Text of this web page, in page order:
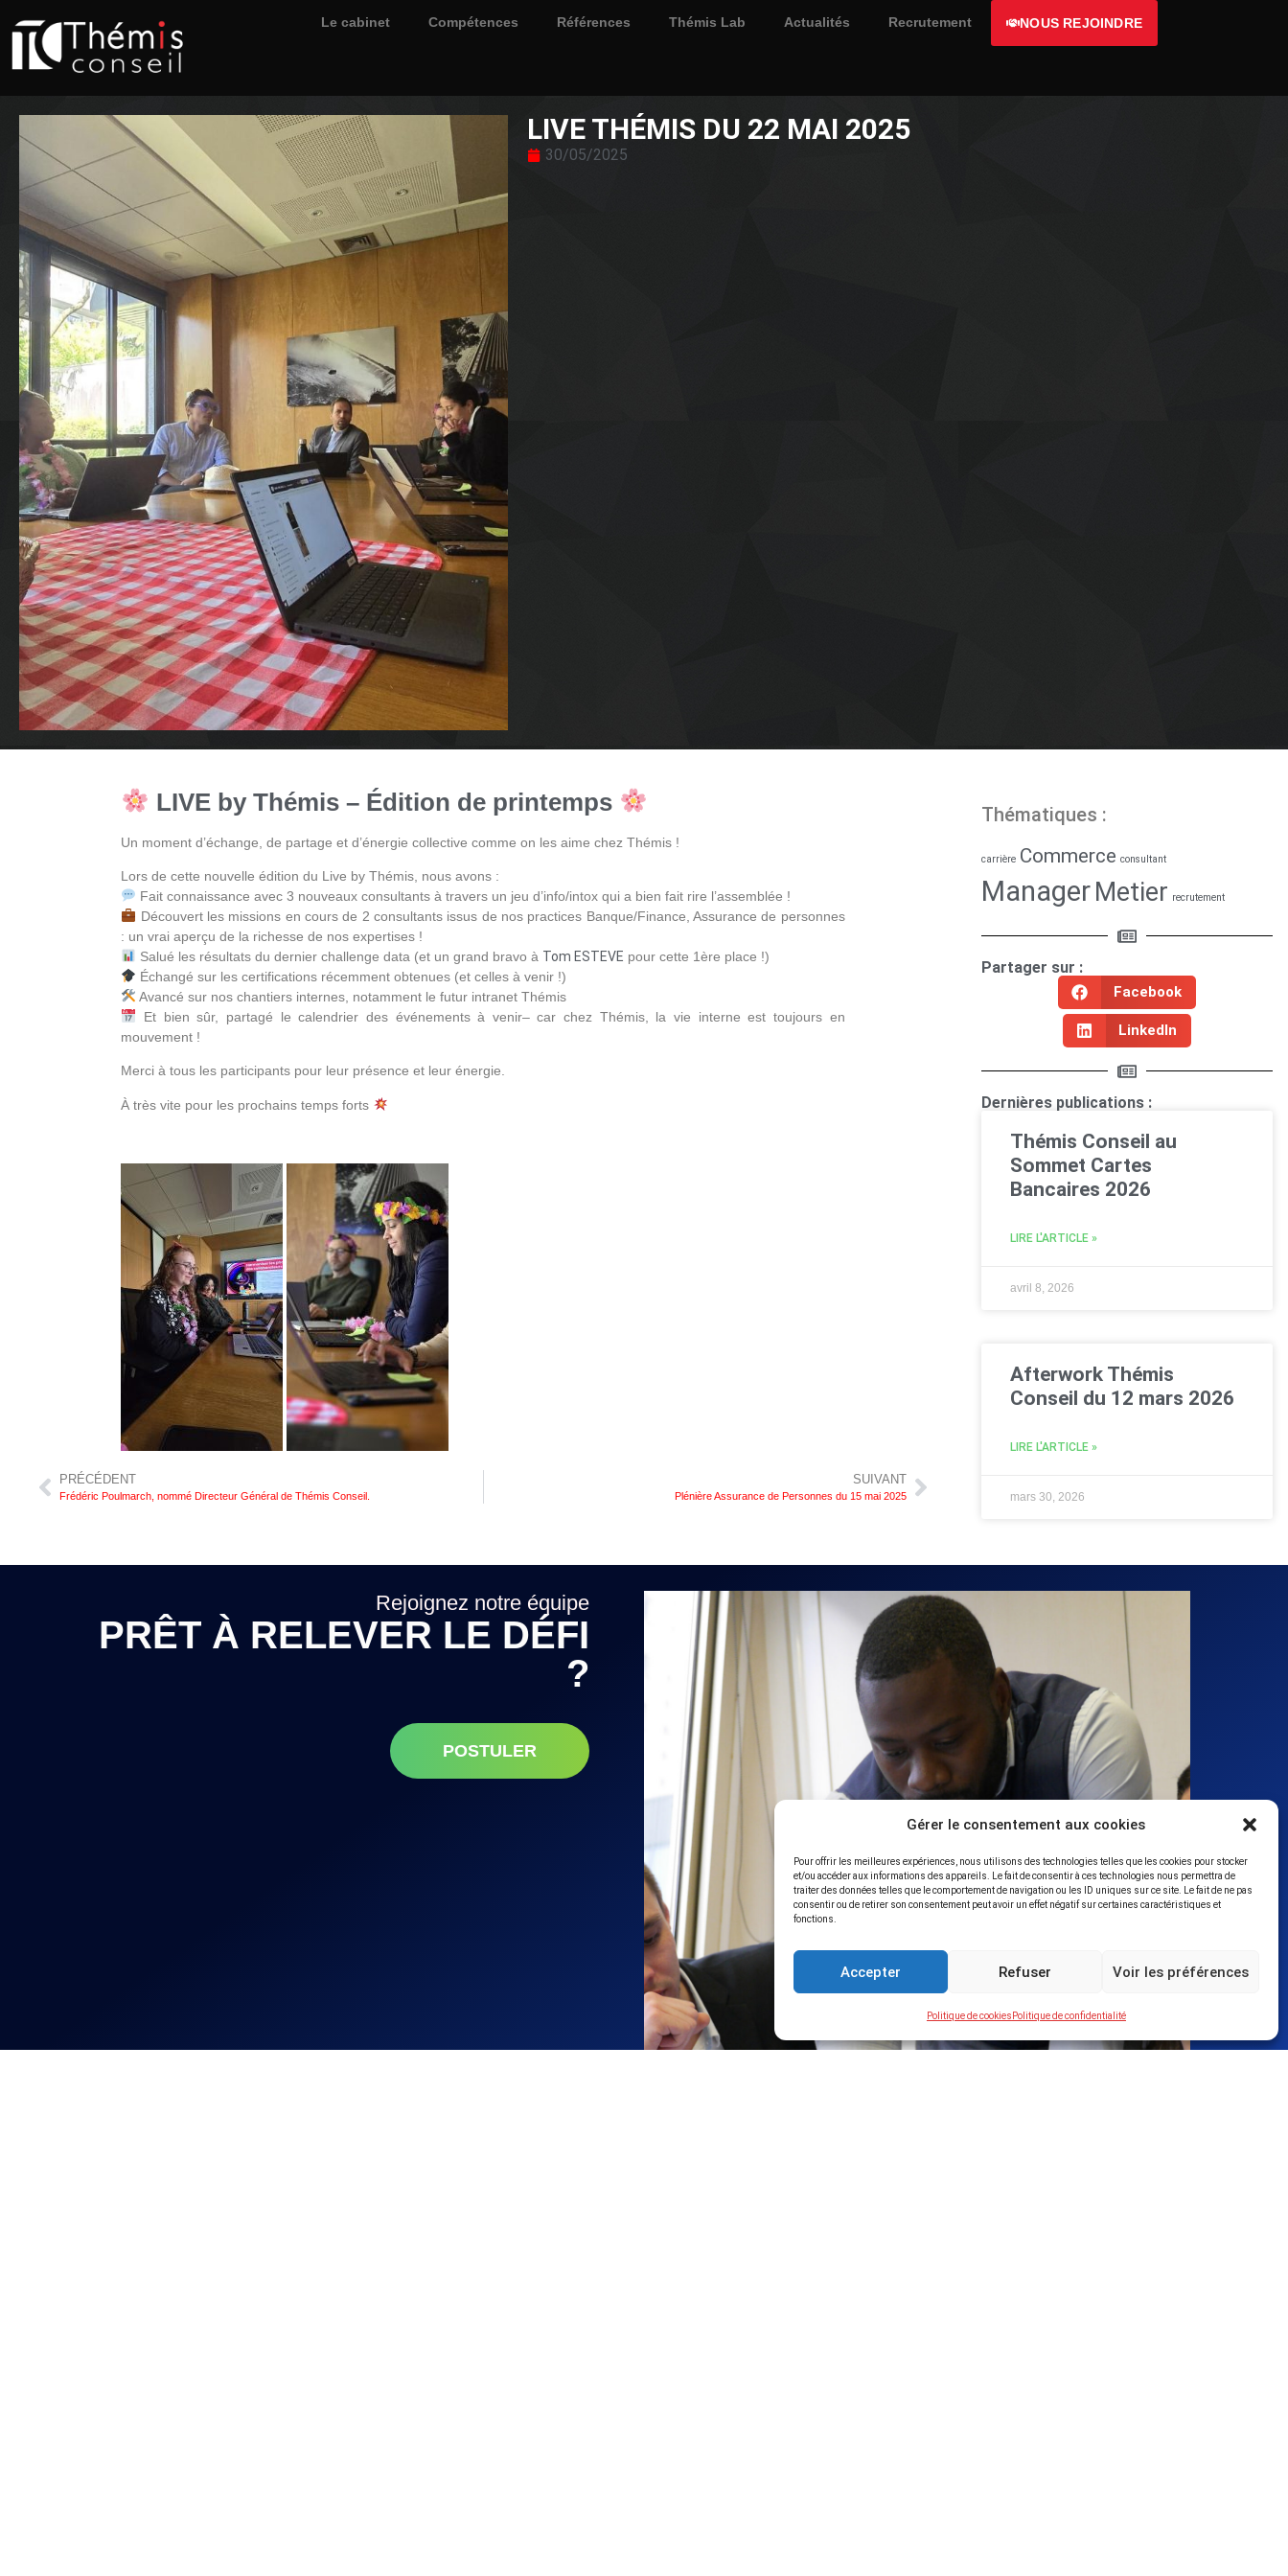
Gérer le consentement aux cookies
Pour offrir les meilleures expériences, nous utilisons des technologies telles que les cookies pour stocker
et/ou accéder aux informations des appareils. Le fait de consentir à ces technologies nous permettra de
traiter des données telles que le comportement de navigation ou les ID uniques sur ce site. Le fait de ne pas
consentir ou de retirer son consentement peut avoir un effet négatif sur certaines caractéristiques et
fonctions.
Accepter Refuser Voir les préférences
Politique de cookies Politique de confidentialité
Le cabinet Compétences Références Thémis Lab Actualités Recrutement NOUS REJOINDRE
LIVE THÉMIS DU 22 MAI 2025
30/05/2025
LIVE by Thémis – Édition de printemps
Un moment d’échange, de partage et d’énergie collective comme on les aime chez Thémis !
Lors de cette nouvelle édition du Live by Thémis, nous avons :
Fait connaissance avec 3 nouveaux consultants à travers un jeu d’info/intox qui a bien fait rire l’assemblée !
Découvert les missions en cours de 2 consultants issus de nos practices Banque/Finance, Assurance de personnes
: un vrai aperçu de la richesse de nos expertises !
Salué les résultats du dernier challenge data (et un grand bravo à Tom ESTEVE pour cette 1ère place !)
Échangé sur les certifications récemment obtenues (et celles à venir !)
Avancé sur nos chantiers internes, notamment le futur intranet Thémis
Et bien sûr, partagé le calendrier des événements à venir– car chez Thémis, la vie interne est toujours en
mouvement !
Merci à tous les participants pour leur présence et leur énergie.
À très vite pour les prochains temps forts
PRÉCÉDENT
Frédéric Poulmarch, nommé Directeur Général de Thémis Conseil.
SUIVANT
Plénière Assurance de Personnes du 15 mai 2025
Thématiques :
carrière Commerce consultant
ManagerMetier recrutement
Partager sur :
Facebook
LinkedIn
Dernières publications :
Thémis Conseil au
Sommet Cartes
Bancaires 2026
LIRE L'ARTICLE »
avril 8, 2026
Afterwork Thémis
Conseil du 12 mars 2026
LIRE L'ARTICLE »
mars 30, 2026
Rejoignez notre équipe
PRÊT À RELEVER LE DÉFI
?
POSTULER